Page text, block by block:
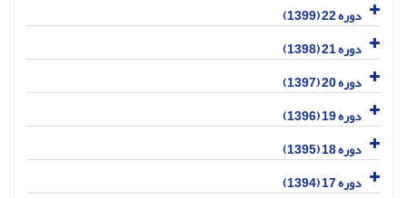
دوره 22 (1399)
دوره 21 (1398)
دوره 20 (1397)
دوره 19 (1396)
دوره 18 (1395)
دوره 17 (1394)